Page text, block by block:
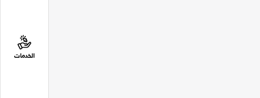
الخدمات